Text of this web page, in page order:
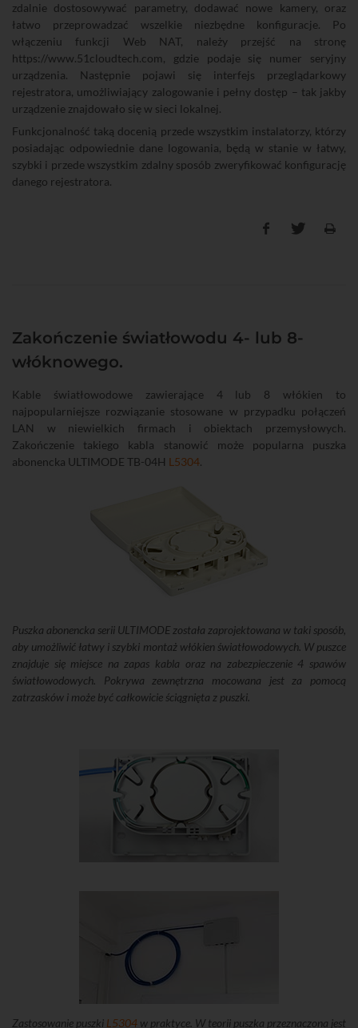
zdalnie dostosowywać parametry, dodawać nowe kamery, oraz
łatwo przeprowadzać wszelkie niezbędne konfiguracje. Po
włączeniu funkcji Web NAT, należy przejść na stronę
https://www.51cloudtech.com, gdzie podaje się numer seryjny
urządzenia. Następnie pojawi się interfejs przeglądarkowy
rejestratora, umożliwiający zalogowanie i pełny dostęp – tak jakby
urządzenie znajdowało się w sieci lokalnej.
Funkcjonalność taką docenią przede wszystkim instalatorzy, którzy
posiadając odpowiednie dane logowania, będą w stanie w łatwy,
szybki i przede wszystkim zdalny sposób zweryfikować konfigurację
danego rejestratora.
Zakończenie światłowodu 4- lub 8-
włóknowego.
Kable światłowodowe zawierające 4 lub 8 włókien to
najpopularniejsze rozwiązanie stosowane w przypadku połączeń
LAN w niewielkich firmach i obiektach przemysłowych.
Zakończenie takiego kabla stanowić może popularna puszka
abonencka ULTIMODE TB-04H L5304.
Puszka abonencka serii ULTIMODE została zaprojektowana w taki sposób,
aby umożliwić łatwy i szybki montaż włókien światłowodowych. W puszce
znajduje się miejsce na zapas kabla oraz na zabezpieczenie 4 spawów
światłowodowych. Pokrywa zewnętrzna mocowana jest za pomocą
zatrzasków i może być całkowicie ściągnięta z puszki.
Zastosowanie puszki L5304 w praktyce. W teorii puszka przeznaczona jest